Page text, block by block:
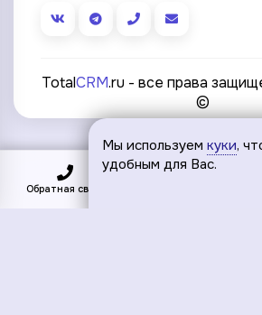
Обратная связь
TotalCRM.ru - все права
©
Мы используем куки,
удобным для Вас.